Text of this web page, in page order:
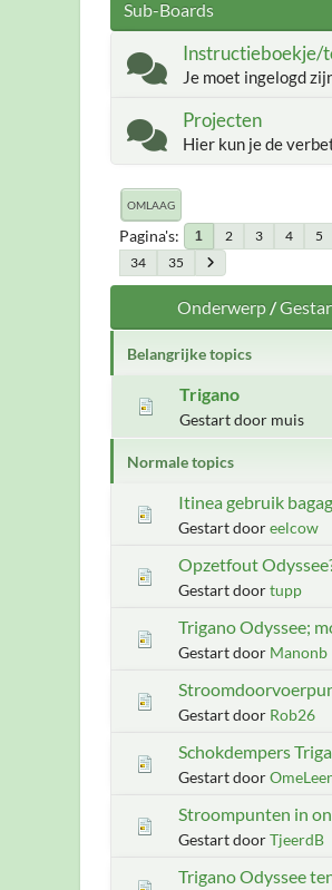
Sub-Boards
Instructieboekje/
Je moet ingelogd
Projecten
Hier kun je de
OMLAAG
Pagina's 1 2 3 4 5
34
35
Onderwerp/
Belangrijke topics
Trigano
Gestart door muis
Normale topics
Itinea gebruik
Gestart dooreelcow
Opzetfout
Gestart doortupp
Trigano Odyssee;
Gestart door Manonb
Gestart door Rob26
Schokdempers
Gestart door
Stroompunten in
Gestart doorTjeerdB
Trigano Odyssee